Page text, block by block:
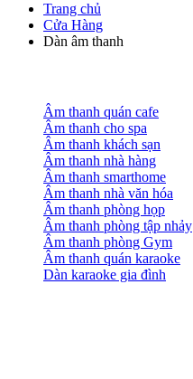
Trang chủ
Cửa Hàng
Dàn âm thanh
Âm thanh quán cafe
Âm thanh cho spa
Âm thanh khách sạn
Âm thanh nhà hàng
Âm thanh smarthome
Âm thanh nhà văn hóa
Âm thanh phòng họp
Âm thanh phòng tập nhảy
Âm thanh phòng Gym
Âm thanh quán karaoke
Dàn karaoke gia đình